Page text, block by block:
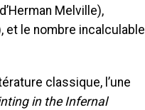
Melville),
et le nombre incalculable
classique, l’une
in the Infernal